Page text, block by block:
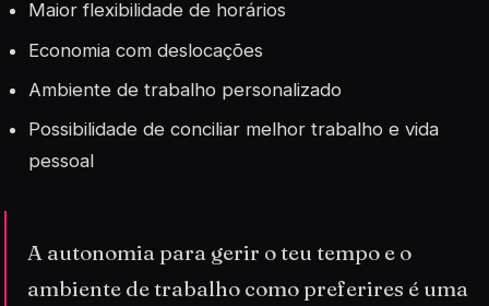
Maior flexibilidade de horários
Economia com deslocações
Ambiente de trabalho personalizado
Possibilidade de conciliar melhor trabalho e vida
pessoal
A autonomia para gerir o teu tempo e o
ambiente de trabalho como preferires é uma